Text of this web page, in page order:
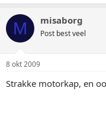
M misaborg
Post best veel
8 okt 2009
Strakke motorkap, en